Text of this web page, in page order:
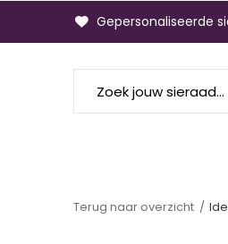
Gepersonaliseerde
Terug naar overzicht